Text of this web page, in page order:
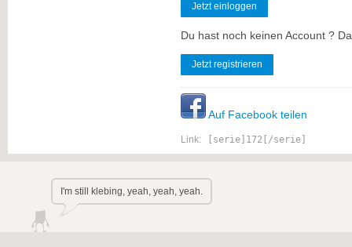
Jetzt einloggen
Du hast noch keinen Account ?
Jetzt registrieren
Auf Facebook teilen
Link: [serie]172[/serie]
I'm still klebing, yeah, yeah, yeah.